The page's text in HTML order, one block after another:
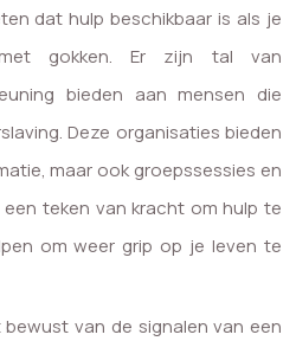
dat hulp beschikbaar is als je
met gokken. Er zijn tal van
bieden aan mensen die
Deze organisaties bieden
maar ook groepssessies en
teken van kracht om hulp te
om weer grip op je leven te
van de signalen van een